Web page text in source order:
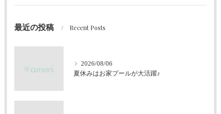
最近の投稿 Recent Posts
2026/08/06
夏休みはお家プールが大活躍♪